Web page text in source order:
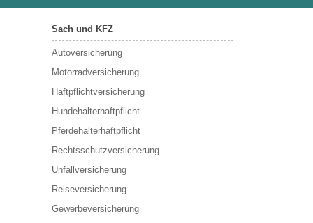
Sach und KFZ
Autoversicherung
Motorradversicherung
Haftpflichtversicherung
Hundehalterhaftpflicht
Pferdehalterhaftpflicht
Rechtsschutzversicherung
Unfallversicherung
Reiseversicherung
Gewerbeversicherung